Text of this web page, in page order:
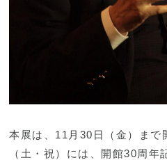
本展は、11月30日（金）まで
（土・祝）には、開館30周年